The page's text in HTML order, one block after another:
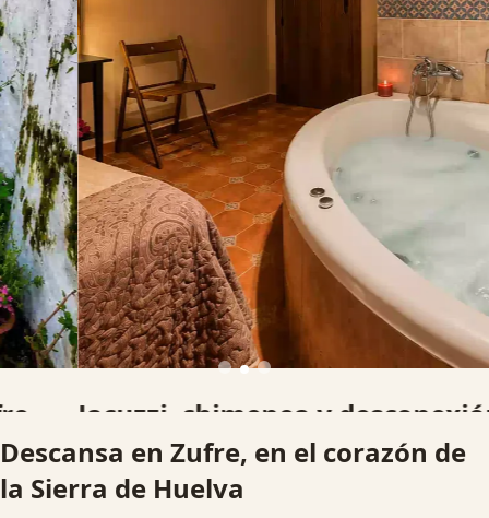
Jacuzzi, chimenea y desconexión
Alojamientos pensados para parejas, familias y grupos que
buscan una escapada rural diferente.
Descansa en Zufre, en el corazón de
la Sierra de Huelva